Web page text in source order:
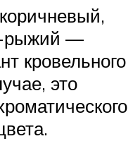
рыжий —
кровельного
это